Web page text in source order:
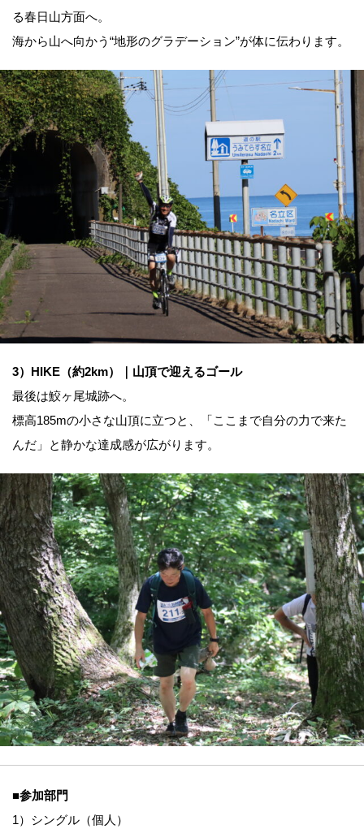
る春日山方面へ。
海から山へ向かう“地形のグラデーション”が体に伝わります。
3）HIKE（約2km）｜山頂で迎えるゴール
最後は鮫ヶ尾城跡へ。
標高185mの小さな山頂に立つと、「ここまで自分の力で来た
んだ」と静かな達成感が広がります。
■参加部門
1）シングル（個人）